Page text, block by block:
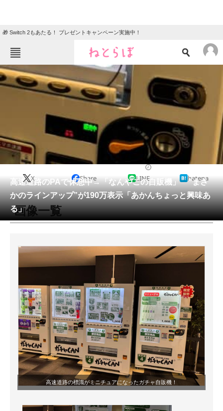
🎁 Switch 2もあたる！ プレゼントキャンペーン実施中！
ねとらぼメニュー
TOP ニュース
クイズ
地域
住まい 教育・育児
会員記事
メディア
注目記事を集めた総合ページ
スマホと通信の最新トレンド
進化するPCとデバイスの未来
好きが集まる 比べて選べる
ビジネスと働き方のヒント
AI活用のいまが分かる
企業ITのトレンドを詳説
高速道路のPAで休憩中→「なんやこの自販機」 “まさ
かのラインアップ”が190万表示「あかんちょっと興味あ
る」
X Share LINE hatena
画像一覧
高速道路の標識がミニチュアになったガチャ自販機！